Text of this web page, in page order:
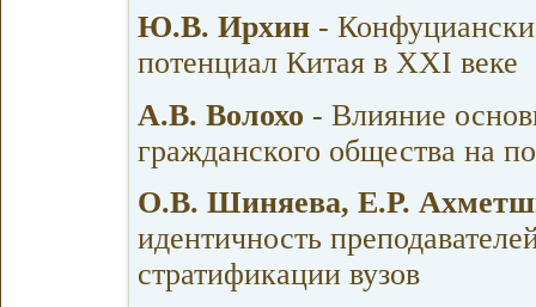
Ю.В. Ирхин -
потенциал Китая в XXI веке
А.В. Волохо - Влияние
гражданского общества на
О.В. Шиняева, Е.Р.
идентичность
стратификации вузов